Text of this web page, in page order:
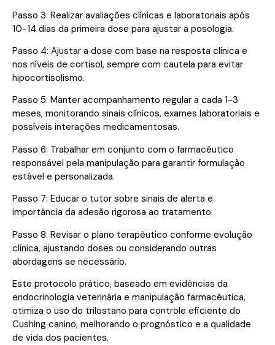
Passo 3: Realizar avaliações clínicas e laboratoriais após
10-14 dias da primeira dose para ajustar a posologia.
Passo 4: Ajustar a dose com base na resposta clínica e
nos níveis de cortisol, sempre com cautela para evitar
hipocortisolismo.
Passo 5: Manter acompanhamento regular a cada 1-3
meses, monitorando sinais clínicos, exames laboratoriais e
possíveis interações medicamentosas.
Passo 6: Trabalhar em conjunto com o farmacêutico
responsável pela manipulação para garantir formulação
estável e personalizada.
Passo 7: Educar o tutor sobre sinais de alerta e
importância da adesão rigorosa ao tratamento.
Passo 8: Revisar o plano terapêutico conforme evolução
clínica, ajustando doses ou considerando outras
abordagens se necessário.
Este protocolo prático, baseado em evidências da
endocrinologia veterinária e manipulação farmacêutica,
otimiza o uso do trilostano para controle eficiente do
Cushing canino, melhorando o prognóstico e a qualidade
de vida dos pacientes.